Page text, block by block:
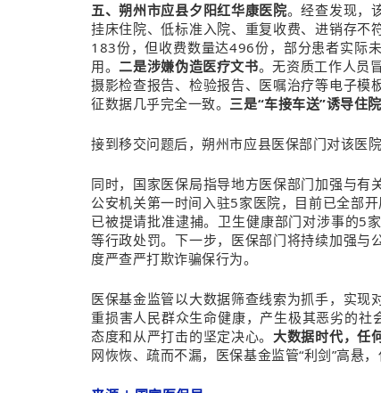
五、朔州市应县夕阳红华康医院。经查发现，
挂床住院、低标准入院、重复收费、进销存不
183份，但收费数量达496份，部分患者实际
用。二是涉嫌伪造医疗文书。无资质工作人员
摄影检查报告、检验报告、医嘱治疗等电子模
征数据几乎完全一致。 三是“车接车送”诱导住院
接到移交问题后，朔州市应县医保部门对该医
同时，国家医保局指导地方医保部门加强与有
公安机关第一时间入驻5家医院，目前已全部
已被提请批准逮捕。卫生健康部门对涉事的5
等行政处罚。下一步，医保部门将持续加强与
度严查严打欺诈骗保行为。
医保基金监管以大数据筛查线索为抓手，实现
重损害人民群众生命健康，产生极其恶劣的社
态度和从严打击的坚定决心。 大数据时代，任
网恢恢、疏而不漏，医保基金监管“利剑”高悬